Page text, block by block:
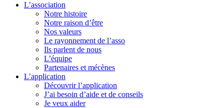
L’association
Notre histoire
Notre raison d’être
Nos valeurs
Le rayonnement de l’asso
Ils parlent de nous
L’équipe
Partenaires et mécènes
L’application
Découvrir l’application
J’ai besoin d’aide et de conseils
Je veux aider